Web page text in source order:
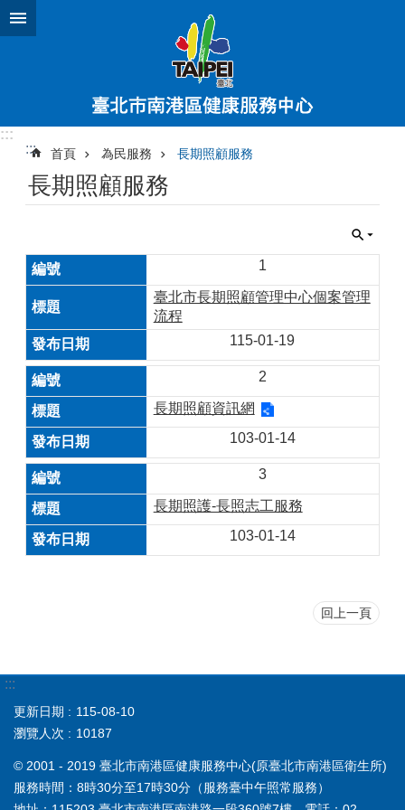
跳到主要內容區塊
:::
:::
首頁 為民服務 長期照顧服務
長期照顧服務
1
臺北市長期照顧管理中心個案管理
流程
115-01-19
2
長期照顧資訊網
103-01-14
3
長期照護-長照志工服務
103-01-14
回上一頁
:::
更新日期
115-08-10
瀏覽人次
10187
© 2001 - 2019 臺北市南港區健康服務中心(原臺北市南港區衛生所)
服務時間：8時30分至17時30分（服務臺中午照常服務）